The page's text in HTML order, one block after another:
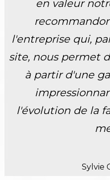
en valeur
l'entreprise qui,
site, nous permet
à partir d'une
l'évolution de la
Sylvie